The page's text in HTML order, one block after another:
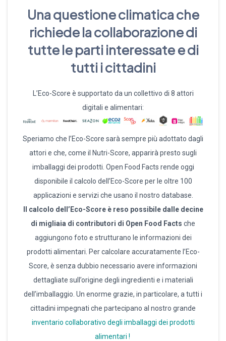
Una questione climatica che
richiede la collaborazione di
tutte le parti interessate e di
tutti i cittadini
L’Eco-Score è supportato da un collettivo di 8 attori
digitali e alimentari:
Speriamo che l’Eco-Score sarà sempre più adottato dagli
attori e che, come il Nutri-Score, apparirà presto sugli
imballaggi dei prodotti. Open Food Facts rende oggi
disponibile il calcolo dell’Eco-Score per le oltre 100
applicazioni e servizi che usano il nostro database.
Il calcolo dell’Eco-Score è reso possibile dalle decine
di migliaia di contributori di Open Food Facts che
aggiungono foto e strutturano le informazioni dei
prodotti alimentari. Per calcolare accuratamente l’Eco-
Score, è senza dubbio necessario avere informazioni
dettagliate sull’origine degli ingredienti e i materiali
dell’imballaggio. Un enorme grazie, in particolare, a tutti i
cittadini impegnati che partecipano al nostro grande
inventario collaborativo degli imballaggi dei prodotti
alimentari !